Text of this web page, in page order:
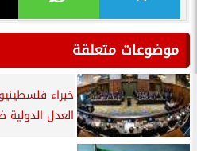
موضوعات متعلقة
خبراء
العدل الدولية